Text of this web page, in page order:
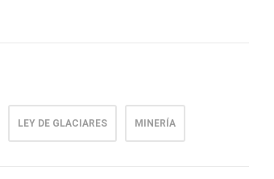
LEY DE GLACIARES MINERÍA